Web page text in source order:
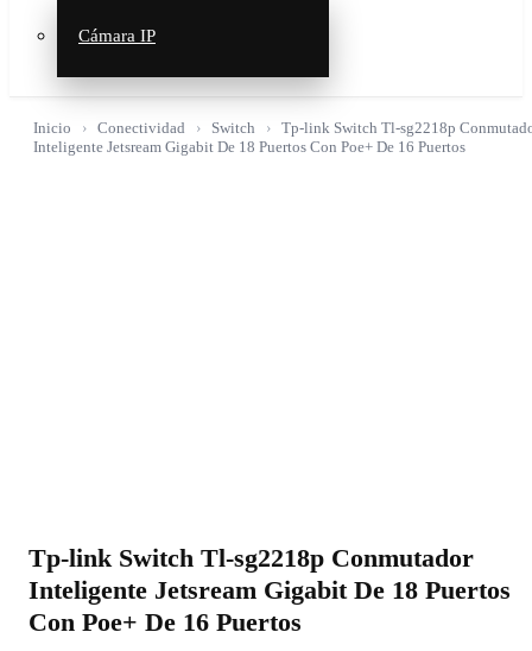
Cámara IP
Inicio Conectividad Switch
Tp-link Switch Tl-sg2218p
Inteligente Jetsream Gigabit De 18 Puertos Con Poe+ De 16 Puertos
Tp-link Switch Tl-sg2218p Conmutador
Inteligente Jetsream Gigabit De 18 Puertos
Con Poe+ De 16 Puertos